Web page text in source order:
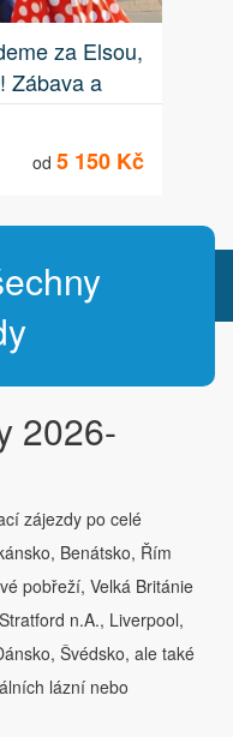
za Elsou,
Zábava a
od 5 150 Kč
2026-
zájezdy po celé
Benátsko, Řím
pobřeží, Velká Británie
n.A., Liverpool,
Švédsko, ale také
lázní nebo